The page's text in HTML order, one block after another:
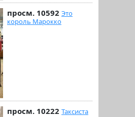
просм. 10592 Это
король Марокко
просм. 10222 Таксиста